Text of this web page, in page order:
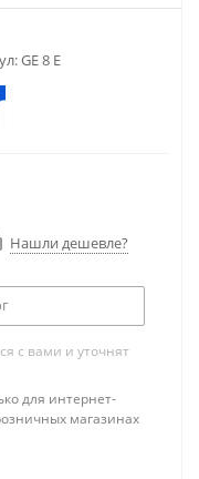
GE 8 E
Нашли дешевле?
с вами и уточнят
для интернет-
магазинах